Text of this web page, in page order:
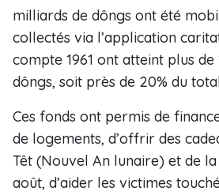
milliards de dôngs ont été
collectés via l’application
compte 1961 ont atteint plus de
dôngs, soit près de 20% du
Ces fonds ont permis de
de logements, d’offrir des
Têt (Nouvel An lunaire) et de
août, d’aider les victimes